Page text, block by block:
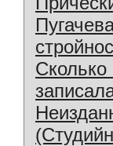
Сколько